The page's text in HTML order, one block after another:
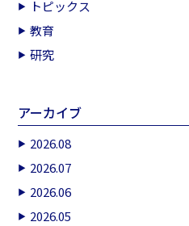
トピックス
教育
研究
アーカイブ
2026.08
2026.07
2026.06
2026.05